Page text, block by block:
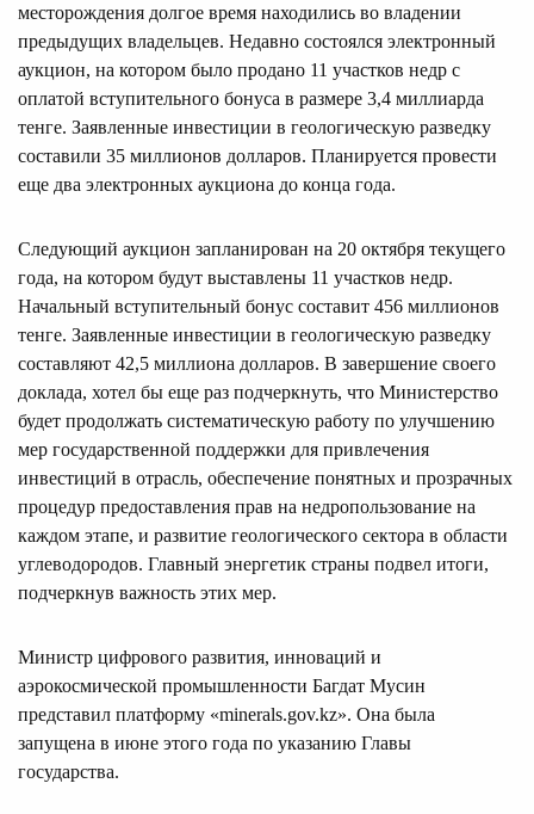
месторождения долгое время находились во владении
предыдущих владельцев. Недавно состоялся электронный
аукцион, на котором было продано 11 участков недр с
оплатой вступительного бонуса в размере 3,4 миллиарда
тенге. Заявленные инвестиции в геологическую разведку
составили 35 миллионов долларов. Планируется провести
еще два электронных аукциона до конца года.
Следующий аукцион запланирован на 20 октября текущего
года, на котором будут выставлены 11 участков недр.
Начальный вступительный бонус составит 456 миллионов
тенге. Заявленные инвестиции в геологическую разведку
составляют 42,5 миллиона долларов. В завершение своего
доклада, хотел бы еще раз подчеркнуть, что Министерство
будет продолжать систематическую работу по улучшению
мер государственной поддержки для привлечения
инвестиций в отрасль, обеспечение понятных и прозрачных
процедур предоставления прав на недропользование на
каждом этапе, и развитие геологического сектора в области
углеводородов. Главный энергетик страны подвел итоги,
подчеркнув важность этих мер.
Министр цифрового развития, инноваций и
аэрокосмической промышленности Багдат Мусин
представил платформу «minerals.gov.kz». Она была
запущена в июне этого года по указанию Главы
государства.